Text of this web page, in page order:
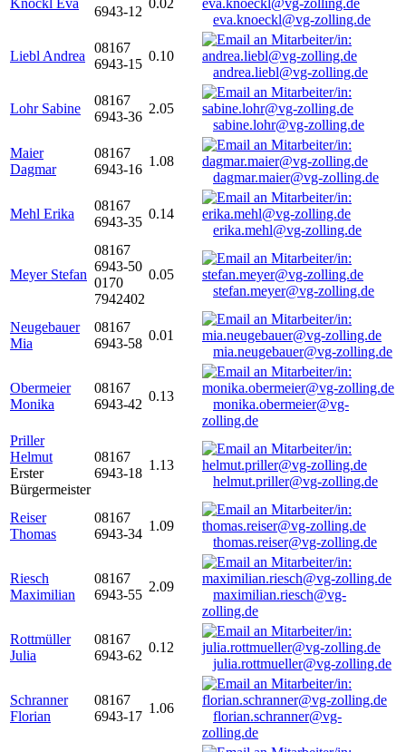
Knöckl Eva
6943-12
0.02
eva.knoeckl@vg-zolling.de
Liebl Andrea
08167
6943-15
0.10
andrea.liebl@vg-zolling.de
Lohr Sabine
08167
6943-36
2.05
sabine.lohr@vg-zolling.de
Maier
Dagmar
08167
6943-16
1.08
dagmar.maier@vg-zolling.de
Mehl Erika
08167
6943-35
0.14
erika.mehl@vg-zolling.de
Meyer Stefan
08167
6943-50
0170
7942402
0.05
stefan.meyer@vg-zolling.de
Neugebauer
Mia
08167
6943-58
0.01
mia.neugebauer@vg-zolling.de
Obermeier
Monika
08167
6943-42
0.13
monika.obermeier@vg-
zolling.de
Priller
Helmut
Erster
Bürgermeister
08167
6943-18
1.13
helmut.priller@vg-zolling.de
Reiser
Thomas
08167
6943-34
1.09
thomas.reiser@vg-zolling.de
Riesch
Maximilian
08167
6943-55
2.09
maximilian.riesch@vg-
zolling.de
Rottmüller
Julia
08167
6943-62
0.12
julia.rottmueller@vg-zolling.de
Schranner
Florian
08167
6943-17
1.06
florian.schranner@vg-
zolling.de